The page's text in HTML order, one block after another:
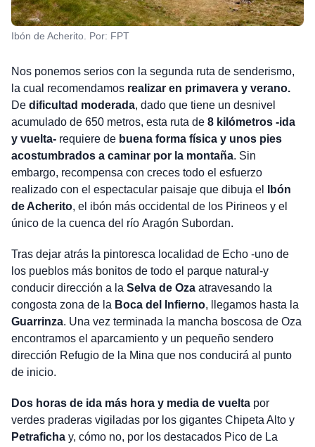
Ibón de Acherito. Por: FPT
Nos ponemos serios con la segunda ruta de senderismo,
la cual recomendamos realizar en primavera y verano.
De dificultad moderada, dado que tiene un desnivel
acumulado de 650 metros, esta ruta de 8 kilómetros -ida
y vuelta-requiere de buena forma física y unos pies
acostumbrados a caminar por la montaña. Sin
embargo, recompensa con creces todo el esfuerzo
realizado con el espectacular paisaje que dibuja el
Ibón
de Acherito, el ibón más occidental de los Pirineos y el
único de la cuenca del río Aragón Subordan.
Tras dejar atrás la pintoresca localidad de Echo -uno de
los pueblos más bonitos de todo el parque natural-y
conducir dirección a la Selva de Ozaatravesando la
congosta zona de la Boca del Infierno, llegamos hasta la
Guarrinza. Una vez terminada la mancha boscosa de Oza
encontramos el aparcamiento y un pequeño sendero
dirección Refugio de la Mina que nos conducirá al punto
de inicio.
Dos horas de ida más hora y media de vueltapor
verdes praderas vigiladas por los gigantes Chipeta Alto y
Petrafichay, cómo no, por los destacados Pico de La